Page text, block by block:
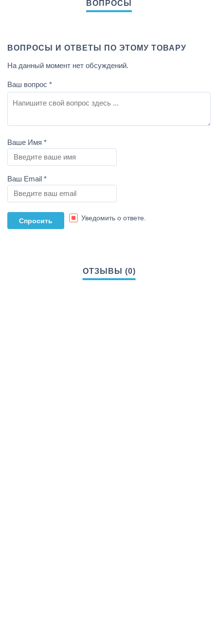
ВОПРОСЫ И ОТВЕТЫ ПО ЭТОМУ ТОВАРУ
На данный момент нет обсуждений.
Ваш вопрос *
Ваше Имя *
Ваш Email *
Уведомить о ответе.